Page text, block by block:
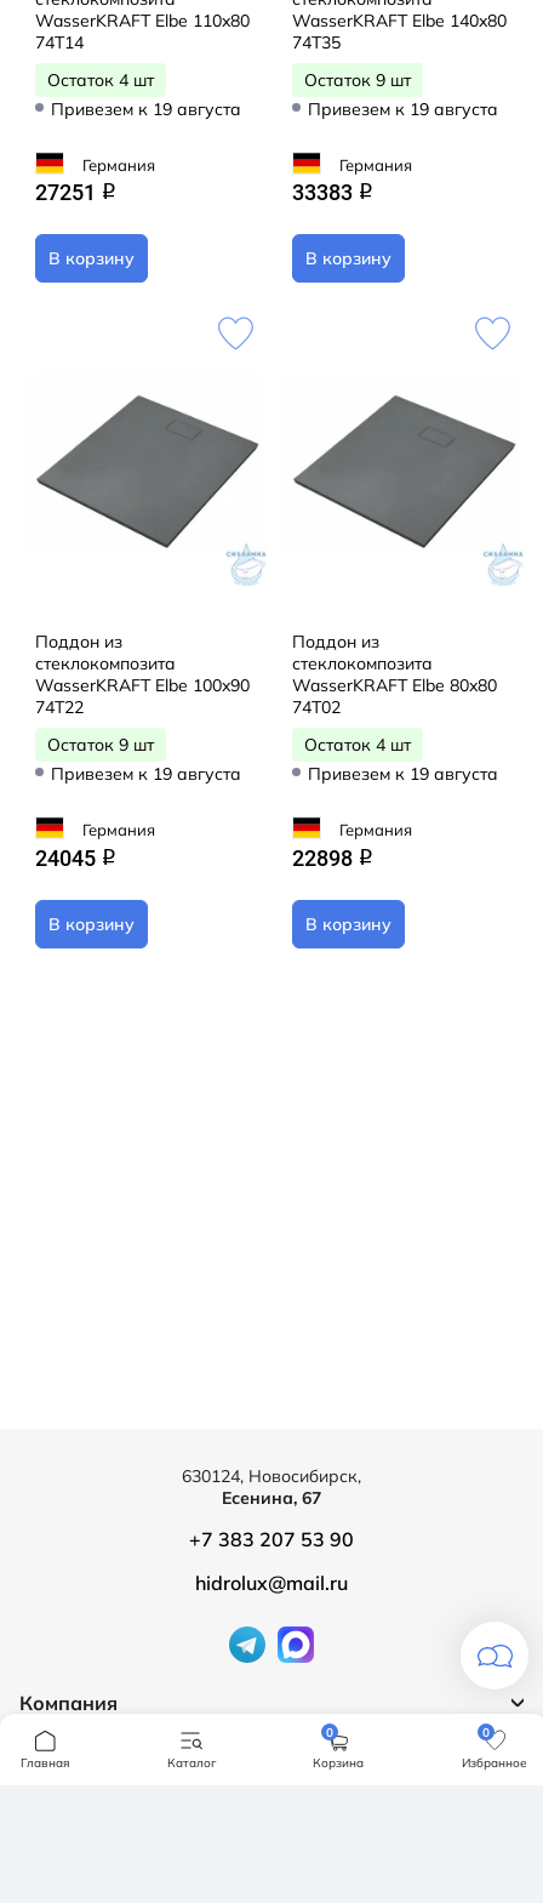
WasserKRAFT Elbe 110x80
74T14
Остаток 4 шт
Привезем к 19 августа
Германия
27251 q
В корзину
WasserKRAFT Elbe 140x80
74T35
Остаток 9 шт
Привезем к 19 августа
Германия
33383 q
В корзину
Поддон из
стеклокомпозита
WasserKRAFT Elbe 100x90
74T22
Остаток 9 шт
Привезем к 19 августа
Германия
24045 q
В корзину
Поддон из
стеклокомпозита
WasserKRAFT Elbe 80x80
74T02
Остаток 4 шт
Привезем к 19 августа
Германия
22898 q
В корзину
Компания
О компании
Продукция
630124, Новосибирск,
Есенина, 67
+7 383 207 53 90
hidrolux@mail.ru
Главная Каталог
0
Корзина
0
Избранное